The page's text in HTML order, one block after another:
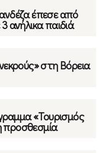
έπεσε από
ανήλικα παιδιά
στη Βόρεια
«Τουρισμός
προσθεσμία